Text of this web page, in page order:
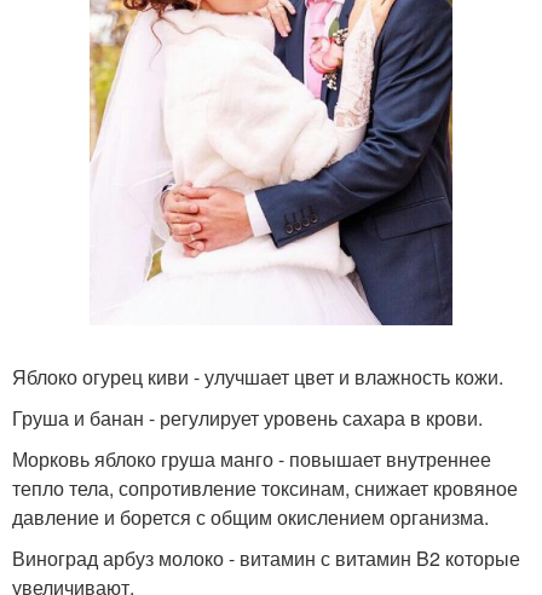
Яблоко огурец киви - улучшает цвет и влажность кожи.
Груша и банан - регулирует уровень сахара в крови.
Морковь яблоко груша манго - повышает внутреннее
тепло тела, сопротивление токсинам, снижает кровяное
давление и борется с общим окислением организма.
Виноград арбуз молоко - витамин с витамин B2 которые
увеличивают.